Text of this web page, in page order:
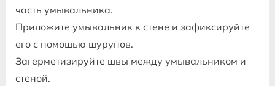
часть умывальника.
Приложите умывальник к стене и зафиксируйте
его с помощью шурупов.
Загерметизируйте швы между умывальником и
стеной.